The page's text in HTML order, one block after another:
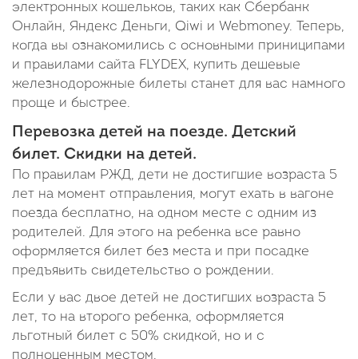
электронных кошельков, таких как Сбербанк
Онлайн, Яндекс Деньги, Qiwi и Webmoney. Теперь,
когда вы ознакомились с основными приниципами
и правилами сайта FLYDEX, купить дешевые
железнодорожные билеты станет для вас намного
проще и быстрее.
Перевозка детей на поезде. Детский
билет. Скидки на детей.
По правилам РЖД, дети не достигшие возраста 5
лет на момент отправления, могут ехать в вагоне
поезда бесплатно, на одном месте с одним из
родителей. Для этого на ребенка все равно
оформляется билет без места и при посадке
предъявить свидетельство о рождении.
Если у вас двое детей не достигших возраста 5
лет, то на второго ребенка, оформляется
льготный билет с 50% скидкой, но и с
полноценным местом.